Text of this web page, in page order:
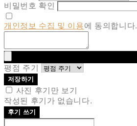
비밀번호 확인
개인정보 수집 및 이용에 동의합니다.
평점 주기
저장하기
사진 후기만 보기
작성된 후기가 없습니다.
후기 쓰기